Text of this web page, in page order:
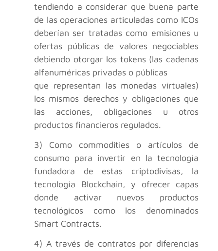
tendiendo a considerar que buena parte
de las operaciones articuladas como ICOs
deberían ser tratadas como emisiones u
ofertas públicas de valores negociables
debiendo otorgar los tokens (las cadenas
alfanuméricas privadas o públicas
que representan las monedas virtuales)
los mismos derechos y obligaciones que
las acciones, obligaciones u otros
productos financieros regulados.
3) Como commodities o artículos de
consumo para invertir en la tecnología
fundadora de estas criptodivisas, la
tecnología Blockchain, y ofrecer capas
donde activar nuevos productos
tecnológicos como los denominados
Smart Contracts.
4) A través de contratos por diferencias